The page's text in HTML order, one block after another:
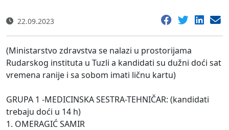
22.09.2023
(Ministarstvo zdravstva se nalazi u prostorijama
Rudarskog instituta u Tuzli a kandidati su dužni doći sat
vremena ranije i sa sobom imati ličnu kartu)
GRUPA 1 -MEDICINSKA SESTRA-TEHNIČAR: (kandidati
trebaju doći u 14 h)
1. OMERAGIĆ SAMIR